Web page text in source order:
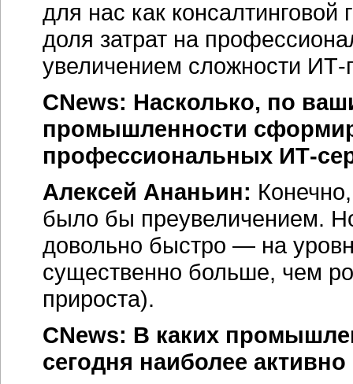
для нас как
доля затрат на
увеличением сложности ИТ-
CNews: Насколько, по
промышленности
профессиональных ИТ-
Алексей Ананьин:
было бы преувеличением.
довольно быстро — на
существенно больше, чем
прироста).
CNews: В каких
сегодня наиболее